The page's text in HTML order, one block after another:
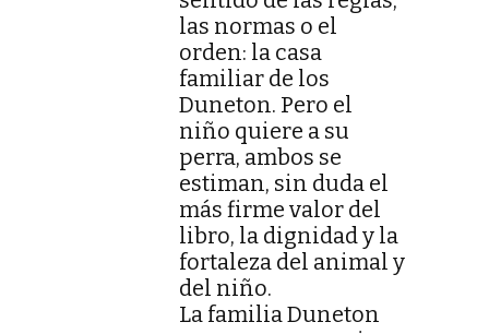
las normas o el
orden: la casa
familiar de los
Duneton. Pero el
niño quiere a su
perra, ambos se
estiman, sin duda el
más firme valor del
libro, la dignidad y la
fortaleza del animal y
del niño.
La familia Duneton